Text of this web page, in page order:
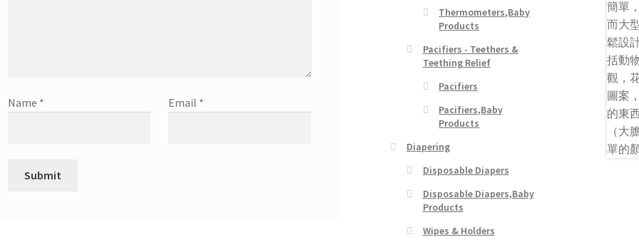
Name * Email *
Thermometers,Baby
Products
Pacifiers - Teethers &
Teething Relief
Pacifiers
Pacifiers,Baby
Products
Diapering
Disposable Diapers
Disposable Diapers,Baby
Products
Wipes & Holders